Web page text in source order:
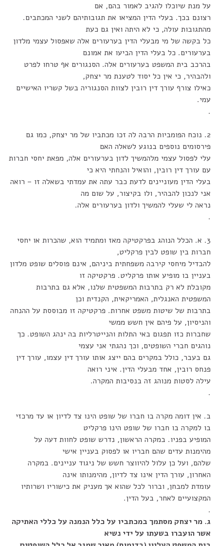
על מנת שיוכלו להגיב לאמור בהם, אם
רצונם בכך. בעלי הדין המציאו את תגובותיהם לשני המכתבים.
מהתגובות עולה, כי לא היתה ואין גם כעת
כל בקשה של מי מבעלי הדין בערעורים אלה שאפסול עצמי מלדון
בערעורים. כל בעלי הדין הביעו את אמונם
בהרכב בית המשפט בערעורים אלה. הסנגורים אף טרחו לפרט
ולהבהיר, כי אין כל יסוד לטענת מר יצחק,
כאילו צורף עורך דין רובין לצוות הסנגוריה בשל קשריו האישיים
עמי.
.
2. נוכח הפומביות הרבה לה זכו מכתביו של מר יצחק, כמו גם
פירסומים נוספים בנוגע לשאלה האם
עלי לפסול עצמי מלהמשיך לדון בערעורים אלה, מפאת יחסי חברות
עם עורך דין רובין, והואיל והנחתי היא כי
בעלי הדין מעוניינים לדעת כבר עתה את עמדתי בשאלה זו – רואה
אני לנכון להבהיר, ולו בקיצור, על שום מה
נראה לי שעלי להמשיך ולדון בערעורים אלה.
.
3. א. הכלל הנוהג בפרקטיקה מאז ומתמיד הוא, שהכרות או יחסי
חברות בין שופט לבין פרקליט,
להבדיל מיחסי קירבה משפחתית ביניהם, אינם פוסלים שופט מלדון
בעניין בו מופיע אותו פרקליט. פרקטיקה זו
מקובלת לא רק בתרבות המשפטית שלנו, אלא גם בתרבות
המשפטית האנגלית, האמריקאית, הקנדית וכן
בתרבות של שיטות משפט אחרות. פרקטיקה זו מבוססת על ההנחה
והניסיון, על פיהם אין חשש ממשי
שחברות כזו תפגום באי התלות והנייטרליות בה ינהג השופט. כך
נוהגים חברי השופטים, וכך נהגתי אני עצמי
גם בעבר, כולל במקרים בהם ייצג אותו עורך דין עצמו, עורך דין
פנחס רובין, אחד מבעלי הדין. איני רואה
עילה לסטות מנוהג זה בנסיבות המקרה.
.
ב. אין דומה מקרה בו חברו של שופט הינו צד לדיון או עד מרכזי
בו למקרה בו חברו של שופט הינו פרקליט
המופיע בפניו. במקרה הראשון, נדרש שופט לחוות דעה על
מהימנות עדים שהם חבריו או לפסוק בעניין אישי
שלהם, ועל כן עלול להיווצר חשש של ניגוד עניינים. במקרה
האחרון, עורך הדין אינו צד לדיון, מהימנותו אינה
עומדת למבחן, וברור לכל שהוא אך מעניק את כישוריו ושרותיו
המקצועיים לאחר, בעל הדין.
.
ג. מר יצחק מסתמך במכתביו על כלל הנמנה על כללי האתיקה
אשר הועברו בשעתו על ידי נשיא